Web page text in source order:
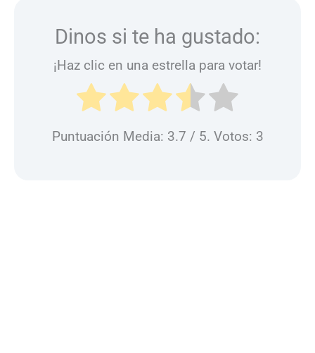
Dinos si te ha gustado:
¡Haz clic en una estrella para votar!
Puntuación Media: 3.7 / 5. Votos: 3